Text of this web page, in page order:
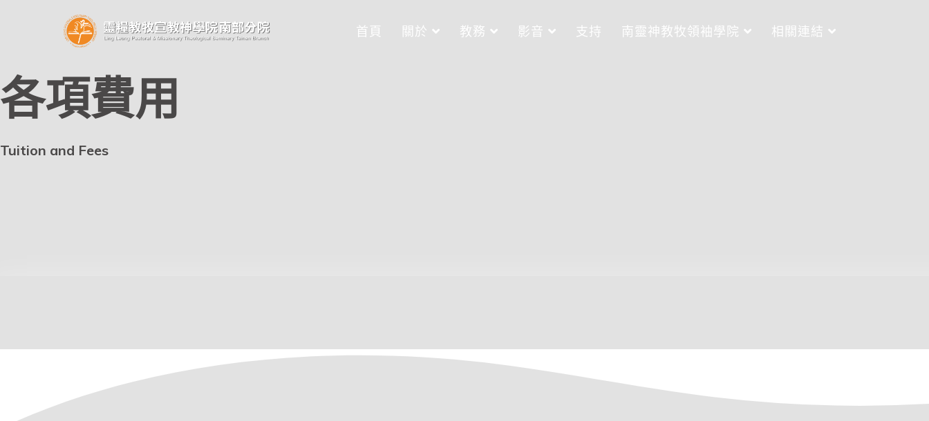
首頁 關於 教務 影音 支持 南靈神教牧領袖學院 相關連結
各項費用
Tuition and Fees